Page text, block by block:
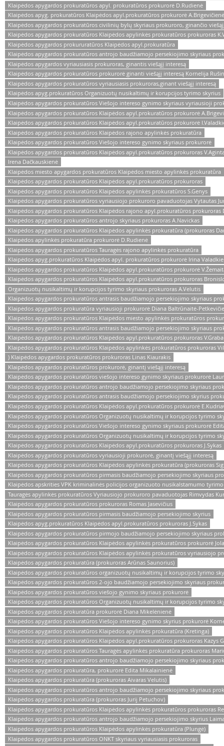
Klaipėdos apygardos prokuratūros apyl. prokuratūros prokurorė D.Rudienė
Klaipėdos apyg. prokuratūros Klaipėdos apyl.prokuratūros prokurorė A.Brigevičienė
Klaipėdos apygardos prokuratūros civilinių bylų skyriaus prokuroro, ginančio
Klaipėdos apygardos prokuratūros Klaipėdos apylinkės prokuratūros prokuroras
Klaipėdos apygardos prokururatūros Klaipėdos apyl.prokuratūra
Klaipėdos apygardos prokuratūros antrojo baudžiamojo persekiojimo skyriaus
Klaipėdos apygardos vyriausiasis prokuroras, ginantis viešąjį interesą
Klaipėdos apygardos prokuratūros prokurorė ginanti viešąjį interesą Kornelija
Klaipėdos apygardos prokuratūros vyriausiasis prokuroras,ginant viešąjį interesą
Klaipėdos apyg.prokuratūros Organizuotų nusikaltimų ir korupcijos tyrimo skyrius
Klaipėdos apygardos prokuratūros Viešojo intereso gynimo skyriaus vyriausioji
Klaipėdos apygardos prokuratūros Klaipėdos apyl.prokuratūros prokurorė
Klaipėdos apygardos prokuratūros Klaipėdos apyl.prokuratūros prokurorė
Klaipėdos apygardos prokuratūros Klaipėdos rajono apylinkės prokuratūra
Klaipėdos apygardos prokuratūros Viešojo intereso gynimo skyriaus prokurorė
Klaipėdos apygardos prokuratūros Klaipėdos apyl.prokuratūros prokuroras
Irena Dačkauskienė
Klaipėdos miesto apygardos prokuratūros Klaipėdos miesto apylinkės prokuratūra
Klaipėdos apygardos prokuratūros Klaipėdos apyl.prokuratūros prokuroras
Klaipėdos apygardos prokuratūros Klaipėdos apylinkės prokuratūros S.Genys
Klaipėdos apygardos prokuratūros vyriausiojo prokuroro pavaduotojas Vytautas
Klaipėdos apygardos prokuratūros Klaipėdos rajono apyl.prokuratūros prokuroras
Klaipėdos apygardos prokuratūros antrojo skyriaus prokuroras A.Navickas
Klaipėdos apygardos prokuratūros Klaipėdos apylinkės prokuratūra (prokuroras
Klaipėdos apylinkės prokuratūra prokurorė D.Rudienė
Klaipėdos apygardos prokuratūros Tauragės rajono apylinkės prokuratūra
Klaipėdos apyg.prokuratūros Klaipėdos apyl. prokuratūros prokurorė Irina
Klaipėdos apygardos prokuratūros Klaipėdos apyl.prokuratūros prokurorė
Klaipėdos apygardos prokuratūros Klaipėdos apyl.prokuratūros prokuroras
Organizuotų nusikaltimų ir korupcijos tyrimo skyriaus prokuroras A.Velutis
Klaipėdos apygardos prokuratūros antrasis baudžiamojo persekiojimo skyriaus
Klaipėdos apygardos prokuratūra vyriausioji prokurorė Diana Baltrūnaitė-
Klaipėdos apygardos prokuratūros Klaipėdos miesto apylinkės prokuratūros
Klaipėdos apygardos prokuratūros antrasis baudžiamojo persekiojimo skyriaus
Klaipėdos apygardos prokuratūros Klaipėdos apyl.prokuratūros prokuroras
Klaipėdos apygardos prokuratūros Klaipėdos apylinkės prokuratūros prokuroras
) Klaipėdos apygardos prokuratūros prokuroras Linas Kiaurakis
Klaipėdos apygardos prokuratūros prokurorė, ginantį viešąjį interesą
Klaipėdos apygardos prokuratūros viešojo intereso gynimo skyriaus prokurorė
Klaipėdos apygardos prokuratūros antrojo baudžiamojo persekiojimo skyriaus
Klaipėdos apygardos prokuratūros antrasis baudžiamojo persekiojimo skyrius
Klaipėdos apygardos prokuratūros Klaipėdos apyl.prokuratūros prokurorė
Klaipėdos apygardos prokuratūros Organizuotų nusikaltimų ir korupcijos tyrimo
Klaipėdos apygardos prokuratūros Viešojo intereso gynimo skyriaus prokurorė
Klaipėdos apygardos prokuratūros Organizuotų nusikaltimų ir korupcijos tyrimo
Klaipėdos apygardos prokuratūros Klaipėdos apyl.prokuratūros prokuroras J.Sykas
Klaipėdos apygardos prokuratūros vyriausioji prokurorė, ginantį viešąjį interesą
Klaipėdos apygardos prokuratūros Klaipėdos apylinkės prokuratūra (prokuroras
Klaipėdos apygardos prokuratūros pirmasis baudžiamojo persekiojimo skyriaus
Klaipėdos apskrities VPK kriminalinės policijos organizuoto nusikalstamumo
Tauragės apylinkės prokuratūros Vyriausiojo prokuroro pavaduotojas Rimvydas
Klaipėdos apygardos prokuratūros prokuroras Romas Jasevičius
Klaipėdos apygardos prokuratūros pirmasis baudžiamojo persekiojimo skyrius
Klaipėdos apyg.prokuratūros Klaipėdos apyl.prokuratūros prokuroras J.Sykas
Klaipėdos apygardos prokuratūros pirmojo baudžiamojo persekiojimo skyriaus
Klaipėdos apygardos prokuratūros Klaipėdos apylinkės prokuratūros prokurorė
Klaipėdos apygardos prokuratūros Klaipėdos apylinkės prokuratūros vyriausiojo
Klaipėdos apygardos prokuratūra (prokuroras Arūnas Saunorius)
Klaipėdos apygardos prokuratūros organizuotų nusikaltimų ir korupcijos tyrimo
Klaipėdos apygardos prokuratūros 2-ojo baudžiamojo persekiojimo skyriaus
Klaipėdos apygardos prokuratūros viešojo gynimo skyriaus prokurorė
Klaipėdos apygardos prokuratūros Organizuotų nusikaltimų ir korupcijos tyrimo
Klaipėdos apygardos prokuratūra prokurorė Diana Mikelėnienė
Klaipėdos apygardos prokuratūros Viešojo intereso gynimo skyrius prokurorė
Klaipėdos apygardos prokuratūros Klaipėdos apylinkės prokuratūra (Kretinga)
Klaipėdos apygardos prokuratūros Klaipėdos apyl.prokuratūros prokuroras Kazys
Klaipėdos apygardos prokuratūros Tauragės apylinkės prokuratūra prokuroras
Klaipėdos apygardos prokuratūros antrojo baudžiamojo persekiojimo skyriaus
Klaipėdos apygardos prokuratūra, prokurorė Edita Mikalainienė
Klaipėdos apygardos prokuratūra (prokuroras Aivaras Velutis)
Klaipėdos apygardos prokuratūros antrojo baudžiamojo persekiojimo skyriaus
Klaipėdos apygardos prokuratūra (prokuroras Jurij Petuchov)
Klaipėdos apygardos prokuratūros Klaipėdos apylinkės prokuratūros prokuroras
Klaipėdos apygardos prokuratūros antrojo baudžiamojo persekiojimo skyrius
Klaipėdos apygardos prokuratūros Klaipėdos apylinkės prokuratūra (Plungė)
Klaipėdos apygardos prokuratūros ONKT skyriaus vyriausiasis prokuroras